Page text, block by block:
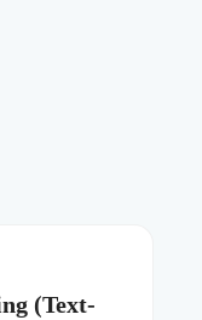
(Text-